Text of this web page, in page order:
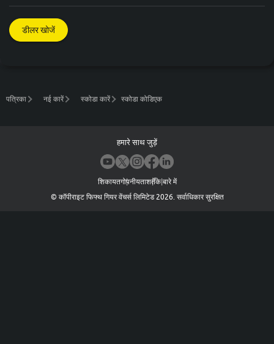
डीलर खोजें
पत्रिका नई कारें स्कोडा कारें स्कोडा कोडिएक
हमारे साथ जुड़ें
शिकायतगोपनीयताशर्तेंके बारे में
© कॉपीराइट फिफ्थ गियर वेंचर्स लिमिटेड 2026 सर्वाधिकार सुरक्षित